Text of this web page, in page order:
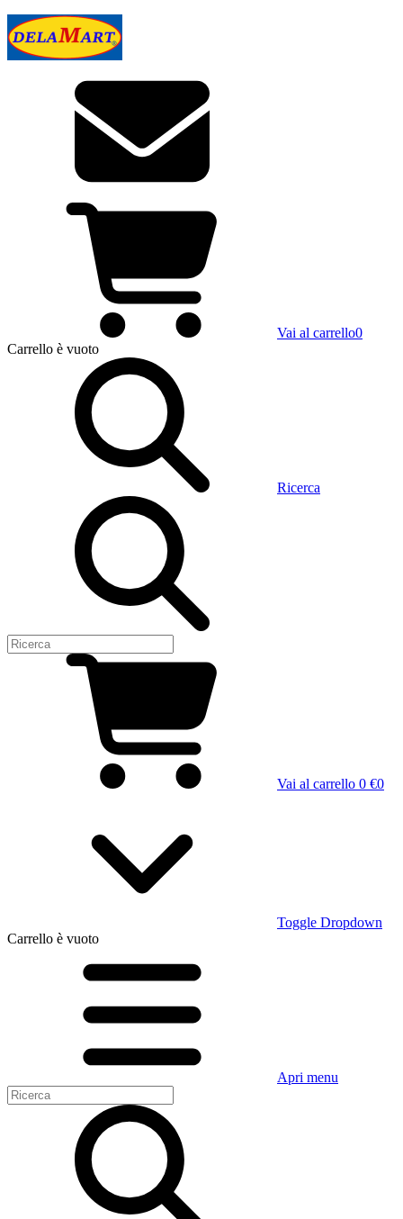
Vai al carrello0
Carrello è vuoto
Ricerca
Vai al carrello 0 €0
Toggle Dropdown
Carrello è vuoto
Apri menu